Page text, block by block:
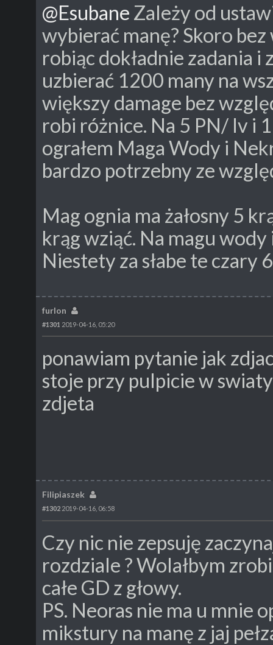
@Esubane Zależy od
wybierać manę? Skoro
robiąc dokładnie zadania
uzbierać 1200 many na
większy damage bez
robi różnice. Na 5 PN/ lv i
ograłem Maga Wody i
bardzo potrzebny ze
Mag ognia ma żałosny 5
krąg wziąć. Na magu
Niestety za słabe te czary
furlon
#1301 2019-04-16, 05:20
ponawiam pytanie jak
stoje przy pulpicie w
zdjeta
Filipiaszek
#1302 2019-04-16, 06:58
Czy nic nie zepsuję
rozdziale ? Wolałbym
całe GD z głowy.
PS. Neoras nie ma u mnie
mikstury na manę z jaj